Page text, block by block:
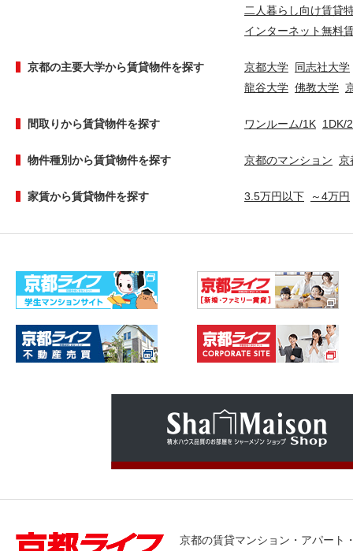
二人暮らし向け賃貸
インターネット無料
京都の主要大学から賃貸物件を探す 京都大学 同志社大学
龍谷大学 佛教大学
間取りから賃貸物件を探す ワンルーム/1K 1DK/
物件種別から賃貸物件を探す 京都のマンション 京
家賃から賃貸物件を探す 3.5万円以下 ～4万円
京都の賃貸マンション・アパート